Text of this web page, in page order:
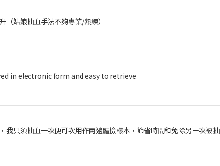
姑娘抽血手法不夠專業/熟練）
in electronic form and easy to retrieve
我只須抽血一次便可次用作两邊體檢樣本，節省時間和免除另一次被